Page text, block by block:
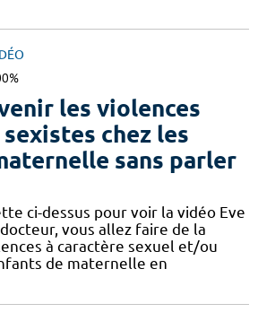
les violences
chez les
sans parler
ci-dessus pour voir la vidéo Eve
docteur, vous allez faire de la
à caractère sexuel et/ou
de maternelle en